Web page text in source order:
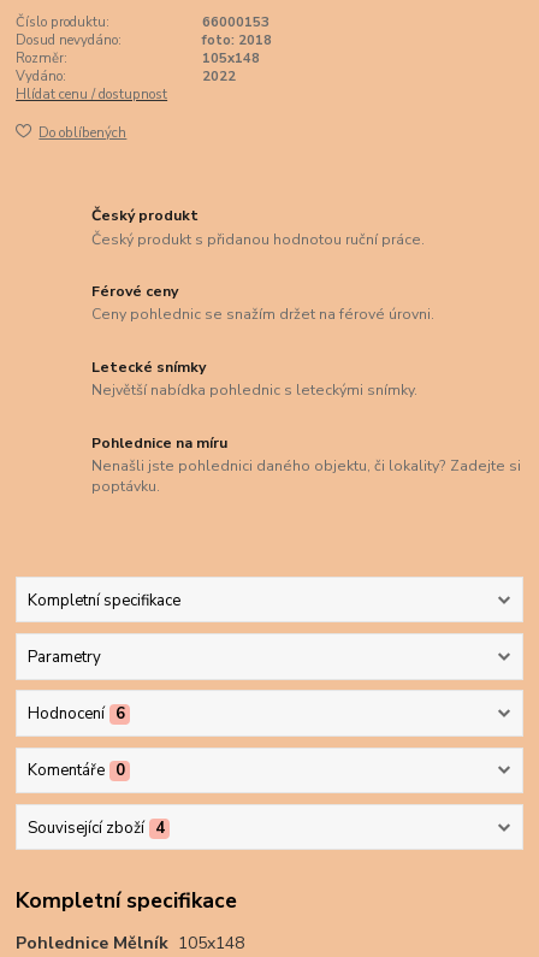
Číslo produktu:
66000153
Dosud nevydáno:
foto: 2018
Rozměr:
105x148
Vydáno:
2022
Hlídat cenu / dostupnost
Do oblíbených
Český produkt
Český produkt s přidanou hodnotou ruční práce.
Férové ceny
Ceny pohlednic se snažím držet na férové úrovni.
Letecké snímky
Největší nabídka pohlednic s leteckými snímky.
Pohlednice na míru
Nenašli jste pohlednici daného objektu, či lokality? Zadejte si
poptávku.
Kompletní specifikace
Parametry
Hodnocení 6
Komentáře 0
Související zboží 4
Kompletní specifikace
Pohlednice Mělník 105x148